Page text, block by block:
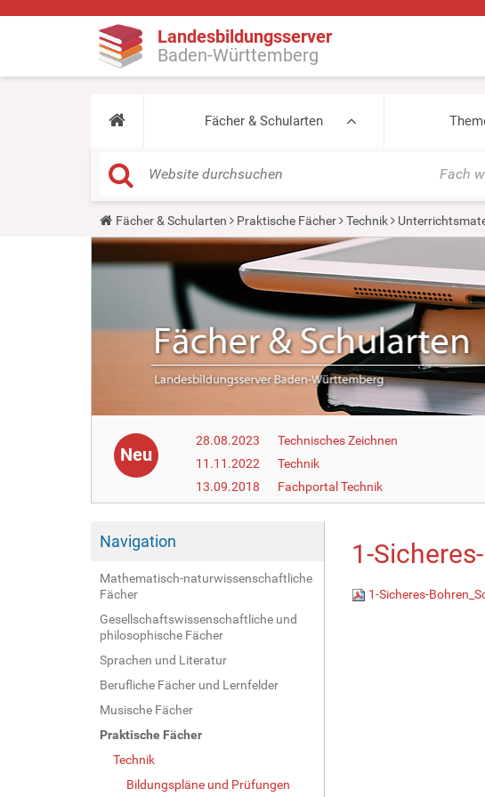
Landesbildungsserver
Baden-Württemberg
Fächer & Schularten
Fach
Y
o
u
a
r
Fächer & Schularten Praktische Fächer Technik
Neu
28.08.2023
Technisches Zeichnen
11.11.2022
Technik
13.09.2018
Fachportal Technik
Navigation
Mathematisch-naturwissenschaftliche
Fächer
Gesellschaftswissenschaftliche und
philosophische Fächer
Sprachen und Literatur
Berufliche Fächer und Lernfelder
Musische Fächer
Praktische Fächer
Technik
Bildungspläne und Prüfungen
1-
1-Sicheres-